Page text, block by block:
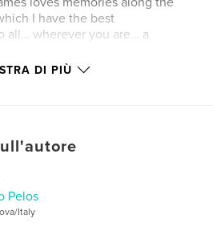
I have the best
all… wherever you are… a
Poesia
DI PIÙ
Pelos
Italy